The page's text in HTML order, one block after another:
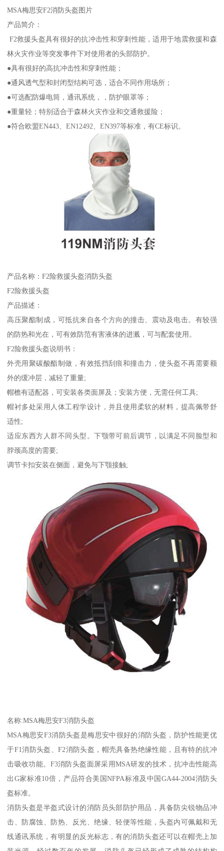
MSA梅思安F2消防头盔图片
产品简介：
F2救援头盔具有很好的抗冲击性和穿刺性能，适用于地震救援和森
林火灾作业等突发事件下对使用者的头部防护。
●具有很好的高抗冲击性和穿刺性能；
●通风透气型和封闭型结构可选，适合不同作用场所；
●可选配防爆电筒，通讯系统，，防护眼罩等；
●重量轻；特别适合于森林火灾作业和交通救援险；
●符合欧盟EN443、EN12492、EN397等标准，有CE标识。
产品名称：F2险救援头盔消防头盔
F2险救援头盔
产品描述：
高压聚酯制成，可抵抗来自各个方向的撞击、震动及电击。有较强
的防热和光在，可有效防范有害液体的进溅，可与配套使用。
F2险救援头盔说明书：
外壳用聚碳酸酯制做，有效抵挡刮痕和撞击力，使头盔不再需要额
外的缓冲层，减轻了重量;
帽檐有适配器，可安装各类面屏及；安装方便，无需任何工具;
帽衬多处采用人体工程学设计，并且使用柔软的材料，提高佩带舒
适性;
适应东西方人群不同头型。下颚带可前后调节，以满足不同脸型和
脖颈高度的需要;
调节卡扣安装在侧面，避免与下颚接触;
名称:MSA梅思安F3消防头盔
MSA梅思安F3消防头盔是梅思安中很好的消防头盔，防护性能更优
于F1消防头盔、F2消防头盔，帽壳具备热绝缘性能，且有特的抗冲
击吸收功能。F3消防头盔面屏采用MSA研发的技术，抗冲击性能高
出G家标准10倍，产品符合美国NFPA标准及中国GA44-2004消防头
盔标准。
消防头盔是半盔式设计的消防员头部防护用品，具备防尖锐物品冲
击、防腐蚀、防热、反光、绝缘、轻便等性能，头盔内可佩戴和无
线通讯系统，有明显的反光标志，有的消防头盔还可以在帽壳上加